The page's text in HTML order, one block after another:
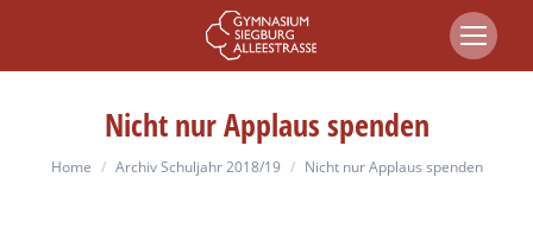
Nicht nur Applaus spenden
You are here:
Home Archiv Schuljahr 2018/19 Nicht nur Applaus spenden